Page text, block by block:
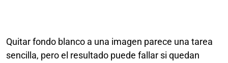
Quitar fondo blanco a una imagen parece una tarea
sencilla, pero el resultado puede fallar si quedan